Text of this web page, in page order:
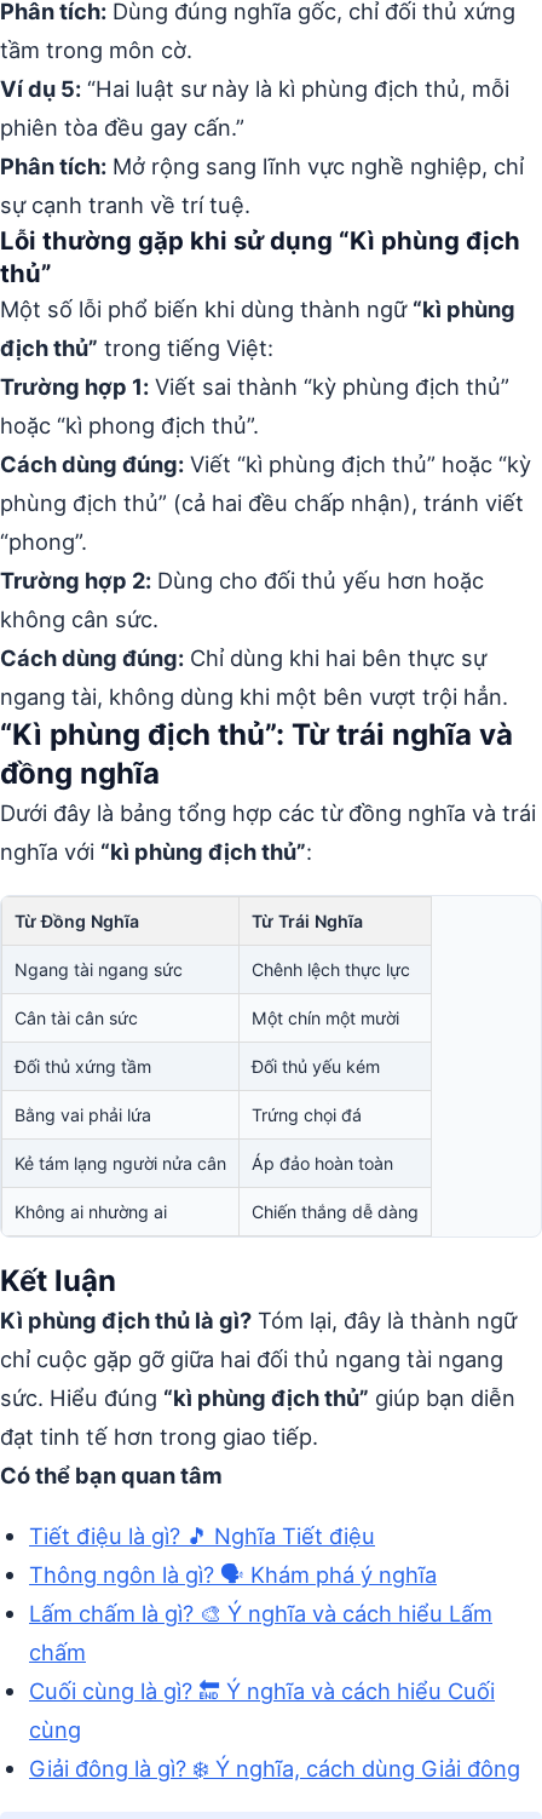
Phân tích: Dùng đúng nghĩa gốc, chỉ đối thủ xứng
tầm trong môn cờ.
Ví dụ 5: “Hai luật sư này là kì phùng địch thủ, mỗi
phiên tòa đều gay cấn.”
Phân tích: Mở rộng sang lĩnh vực nghề nghiệp, chỉ
sự cạnh tranh về trí tuệ.
Lỗi thường gặp khi sử dụng “Kì phùng địch
thủ”
Một số lỗi phổ biến khi dùng thành ngữ “kì phùng
địch thủ” trong tiếng Việt:
Trường hợp 1: Viết sai thành “kỳ phùng địch thủ”
hoặc “kì phong địch thủ”.
Cách dùng đúng: Viết “kì phùng địch thủ” hoặc “kỳ
phùng địch thủ” (cả hai đều chấp nhận), tránh viết
“phong”.
Trường hợp 2: Dùng cho đối thủ yếu hơn hoặc
không cân sức.
Cách dùng đúng: Chỉ dùng khi hai bên thực sự
ngang tài, không dùng khi một bên vượt trội hẳn.
“Kì phùng địch thủ”: Từ trái nghĩa và
đồng nghĩa
Dưới đây là bảng tổng hợp các từ đồng nghĩa và trái
nghĩa với “kì phùng địch thủ”:
Từ Đồng Nghĩa Từ Trái Nghĩa
Ngang tài ngang sức Chênh lệch thực lực
Cân tài cân sức Một chín một mười
Đối thủ xứng tầm Đối thủ yếu kém
Bằng vai phải lứa Trứng chọi đá
Kẻ tám lạng người nửa cân Áp đảo hoàn toàn
Không ai nhường ai Chiến thắng dễ dàng
Kết luận
Kì phùng địch thủ là gì? Tóm lại, đây là thành ngữ
chỉ cuộc gặp gỡ giữa hai đối thủ ngang tài ngang
sức. Hiểu đúng “kì phùng địch thủ” giúp bạn diễn
đạt tinh tế hơn trong giao tiếp.
Có thể bạn quan tâm
Tiết điệu là gì? 🎵 Nghĩa Tiết điệu
Thông ngôn là gì? 🗣️ Khám phá ý nghĩa
Lấm chấm là gì? 🎨 Ý nghĩa và cách hiểu Lấm
chấm
Cuối cùng là gì? 🔚 Ý nghĩa và cách hiểu Cuối
cùng
Giải đông là gì? ❄️ Ý nghĩa, cách dùng Giải đông